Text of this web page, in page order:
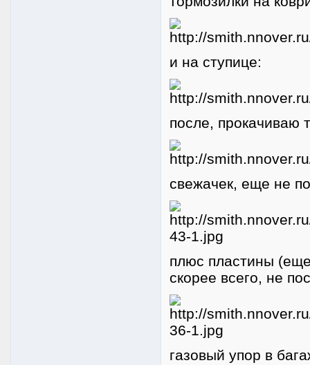
и на ступице:
после, прокачиваю
свежачек, еще не
плюс пластины
скорее всего, не
газовый упор в